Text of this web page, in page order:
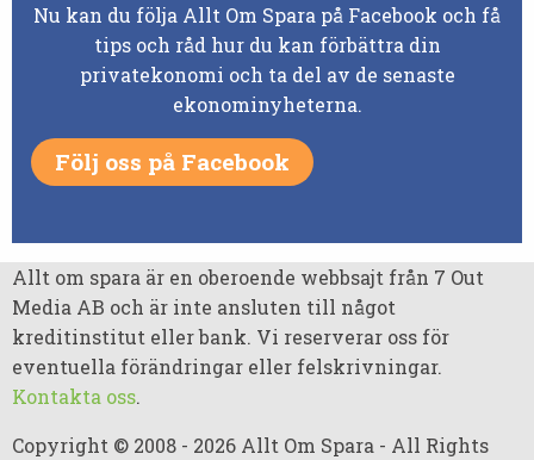
Nu kan du följa Allt Om Spara på Facebook och få
tips och råd hur du kan förbättra din
privatekonomi och ta del av de senaste
ekonominyheterna.
Följ oss på Facebook
Allt om spara är en oberoende webbsajt från 7 Out
Media AB och är inte ansluten till något
kreditinstitut eller bank. Vi reserverar oss för
eventuella förändringar eller felskrivningar.
Kontakta oss.
Copyright © 2008 - 2026 Allt Om Spara - All Rights